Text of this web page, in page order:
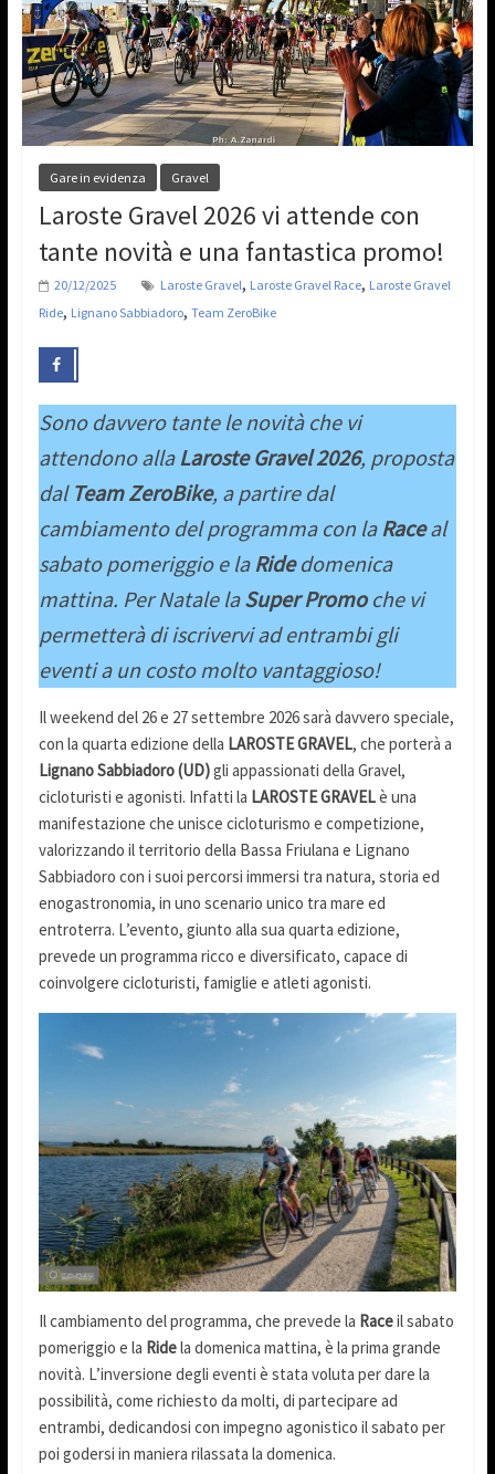
Gare in evidenza Gravel
Laroste Gravel 2026 vi attende con
tante novità e una fantastica promo!
20/12/2025 Laroste Gravel, Laroste Gravel Race, Laroste Gravel
Ride, Lignano Sabbiadoro, Team ZeroBike
Sono davvero tante le novità che vi
attendono alla Laroste Gravel 2026, proposta
dal Team ZeroBike, a partire dal
cambiamento del programma con la Raceal
sabato pomeriggio e la Ridedomenica
mattina. Per Natale laSuper Promoche vi
permetterà di iscrivervi ad entrambi gli
eventi a un costo molto vantaggioso!
Il weekend del 26 e 27 settembre 2026 sarà davvero speciale,
con la quarta edizione della LAROSTE GRAVEL, che porterà a
Lignano Sabbiadoro (UD)gli appassionati della Gravel,
cicloturisti e agonisti. Infatti la LAROSTE GRAVELè una
manifestazione che unisce cicloturismo e competizione,
valorizzando il territorio della Bassa Friulana e Lignano
Sabbiadoro con i suoi percorsi immersi tra natura, storia ed
enogastronomia, in uno scenario unico tra mare ed
entroterra. L’evento, giunto alla sua quarta edizione,
prevede un programma ricco e diversificato, capace di
coinvolgere cicloturisti, famiglie e atleti agonisti.
Il cambiamento del programma, che prevede la Raceil sabato
pomeriggio e la Ridela domenica mattina, è la prima grande
novità. L’inversione degli eventi è stata voluta per dare la
possibilità, come richiesto da molti, di partecipare ad
entrambi, dedicandosi con impegno agonistico il sabato per
poi godersi in maniera rilassata la domenica.